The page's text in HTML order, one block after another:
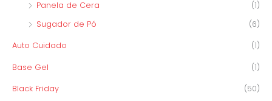
Panela de Cera
(1)
Sugador de Pó
(6)
Auto Cuidado (1)
Base Gel (1)
Black Friday (50)